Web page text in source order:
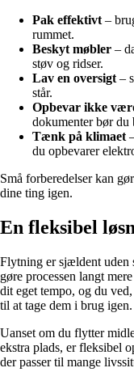
Pak effektivt –
rummet.
Beskyt møbler –
støv og ridser.
Lav en oversigt –
står.
Opbevar ikke
dokumenter bør du
Tænk på klimaet
du opbevarer
Små forberedelser kan
dine ting igen.
En fleksibel
Flytning er sjældent uden
gøre processen langt
dit eget tempo, og du
til at tage dem i brug igen.
Uanset om du flytter
ekstra plads, er fleksibel
der passer til mange